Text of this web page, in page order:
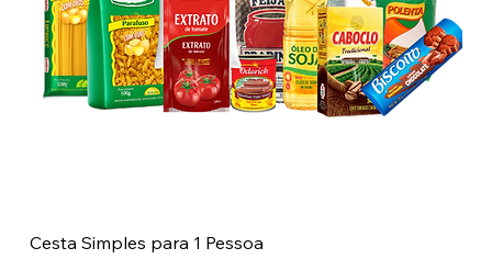
Cesta Simples para 1 Pessoa